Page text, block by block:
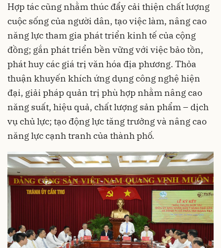
Hợp tác cũng nhằm thúc đẩy cải thiện chất lượng
cuộc sống của người dân, tạo việc làm, nâng cao
năng lực tham gia phát triển kinh tế của cộng
đồng; gắn phát triển bền vững với việc bảo tồn,
phát huy các giá trị văn hóa địa phương. Thỏa
thuận khuyến khích ứng dụng công nghệ hiện
đại, giải pháp quản trị phù hợp nhằm nâng cao
năng suất, hiệu quả, chất lượng sản phẩm – dịch
vụ chủ lực; tạo động lực tăng trưởng và nâng cao
năng lực cạnh tranh của thành phố.